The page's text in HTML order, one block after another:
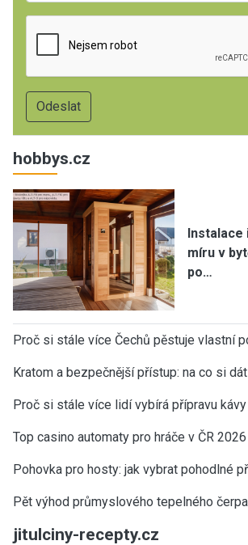
hobbys.cz
Instalace
míru v
po…
Proč si stále více Čechů pěstuje vlastní
Kratom a bezpečnější přístup: na co si
Proč si stále více lidí vybírá přípravu kávy
Top casino automaty pro hráče v ČR 2026
Pohovka pro hosty: jak vybrat pohodlné
Pět výhod průmyslového tepelného
jitulciny-recepty.cz